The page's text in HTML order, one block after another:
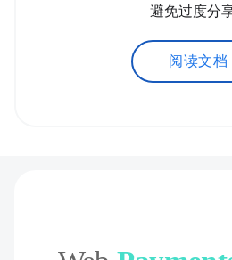
避免过度分享
阅读文档